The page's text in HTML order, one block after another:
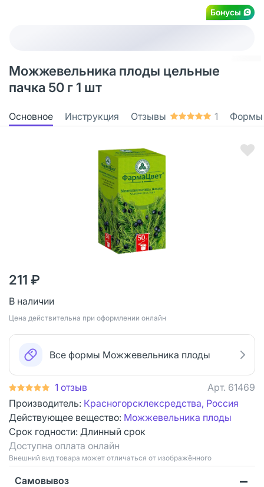
Бонусы
Можжевельника плоды цельные
пачка 50 г 1 шт
Основное Инструкция Отзывы 1 Формы
211 ₽
В наличии
Цена действительна при оформлении онлайн
Все формы Можжевельника плоды
1 отзыв Арт. 61469
Производитель: Красногорсклексредства, Россия
Действующее вещество: Можжевельника плоды
Срок годности: Длинный срок
Доступна оплата онлайн
Bнешний вид товара может отличаться от изображённого
Самовывоз